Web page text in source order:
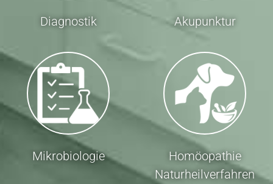
Diagnostik Akupunktur
Mikrobiologie
Homöopathie
Naturheilverfahren